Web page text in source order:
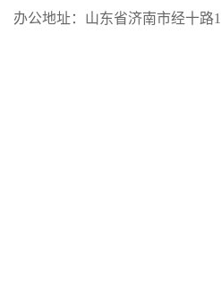
办公地址：山东省济南市经十路